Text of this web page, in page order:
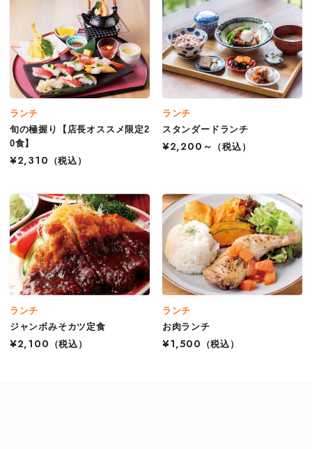
ランチ
旬の極握り【店長オススメ限定2
0食】
¥2,310
（税込）
ランチ
スタンダードランチ
¥2,200～
（税込）
ランチ
ジャンボみそカツ定食
¥2,100
（税込）
ランチ
お肉ランチ
¥1,500
（税込）